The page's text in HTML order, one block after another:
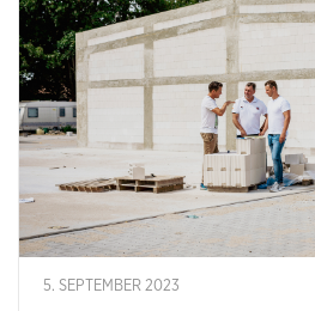
5. SEPTEMBER 2023